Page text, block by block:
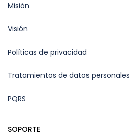
Misión
Visión
Políticas de privacidad
Tratamientos de datos personales
PQRS
SOPORTE